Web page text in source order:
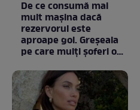
De ce consumă mai
mult mașina dacă
rezervorul este
aproape gol. Greșeala
pe care mulți șoferi o